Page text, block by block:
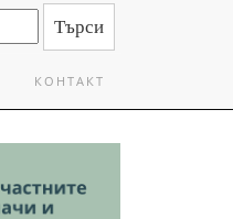
КОНТАКТ